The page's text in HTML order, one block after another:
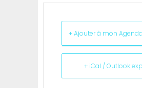
+ Ajouter à mon
+ iCal / Outlook